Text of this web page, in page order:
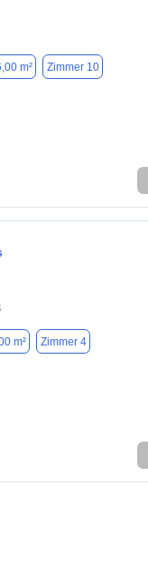
m² Zimmer 10
m² Zimmer 4